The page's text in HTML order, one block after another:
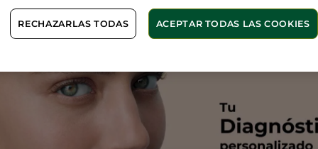
AÑADIR A MI
CESTA
AÑADIR A MI
CESTA
RECHAZARLAS TODAS ACEPTAR TODAS LAS COOKIES